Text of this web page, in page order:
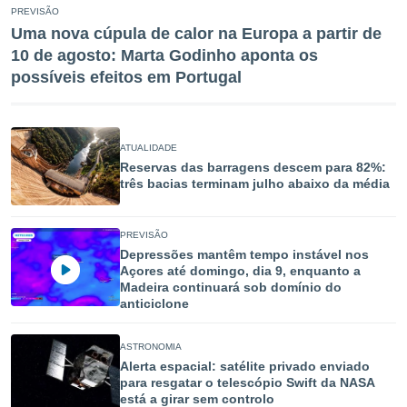
PREVISÃO
Uma nova cúpula de calor na Europa a partir de
10 de agosto: Marta Godinho aponta os
possíveis efeitos em Portugal
ATUALIDADE
Reservas das barragens descem para 82%:
três bacias terminam julho abaixo da média
PREVISÃO
Depressões mantêm tempo instável nos
Açores até domingo, dia 9, enquanto a
Madeira continuará sob domínio do
anticiclone
ASTRONOMIA
Alerta espacial: satélite privado enviado
para resgatar o telescópio Swift da NASA
está a girar sem controlo